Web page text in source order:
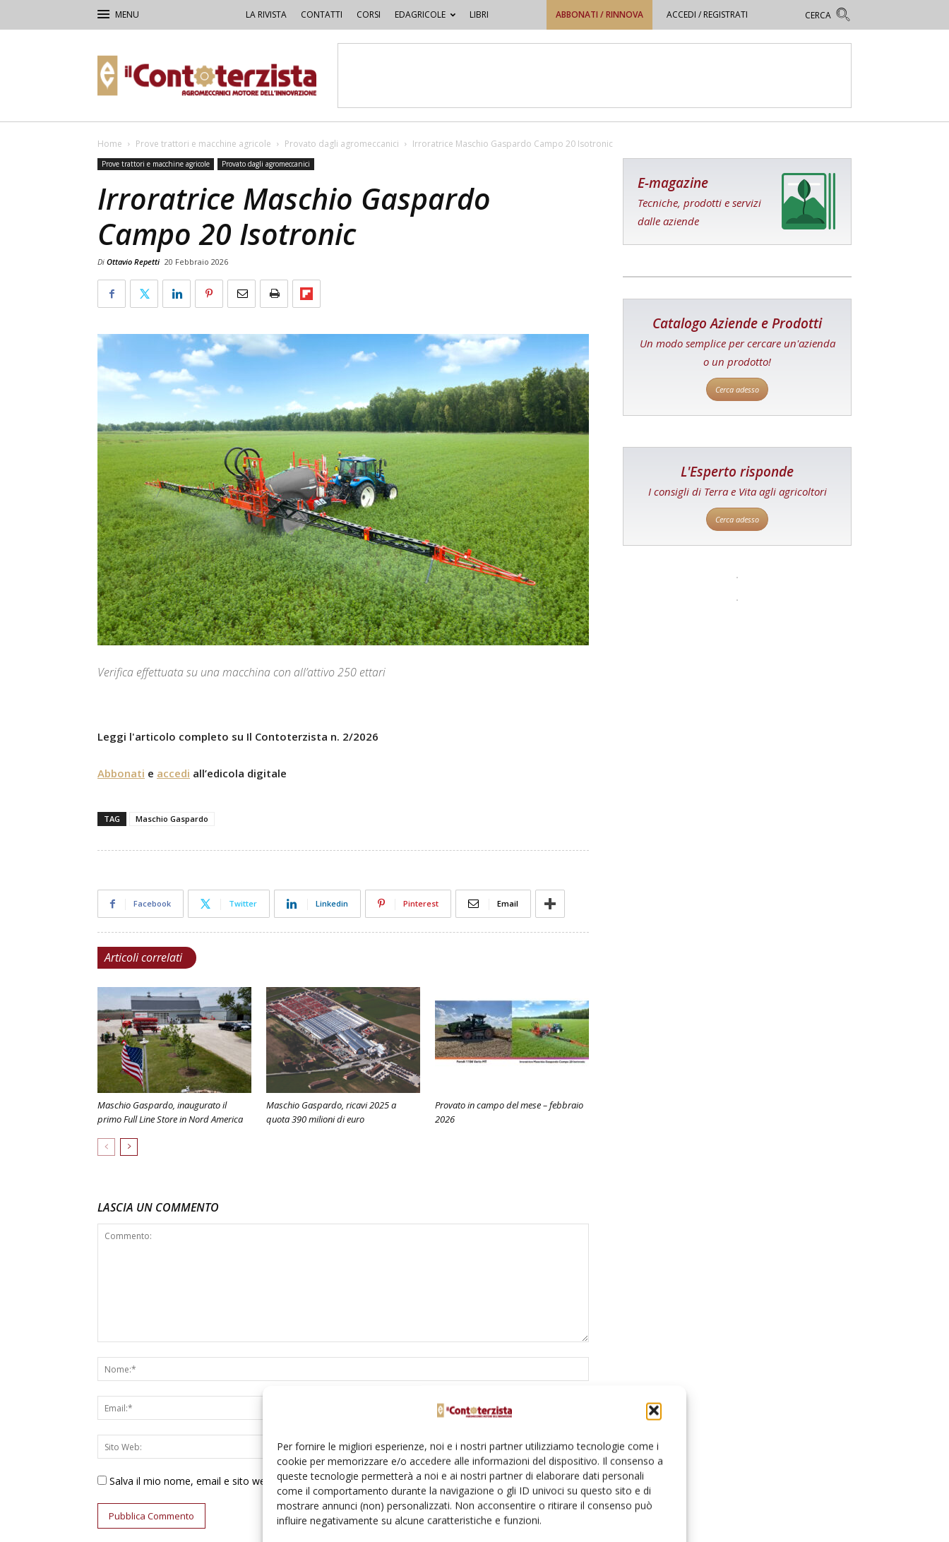
Per fornire le migliori esperienze, noi e i nostri partner utilizziamo tecnologie come i
cookie per memorizzare e/o accedere alle informazioni del dispositivo. Il consenso a
queste tecnologie permetterà a noi e ai nostri partner di elaborare dati personali
come il comportamento durante la navigazione o gli ID univoci su questo sito e di
mostrare annunci (non) personalizzati. Non acconsentire o ritirare il consenso può
influire negativamente su alcune caratteristiche e funzioni.
LA RIVISTA CONTATTI CORSI EDAGRICOLE LIBRI ABBONATI / RINNOVA ACCEDI / REGISTRATI
Contoterzista
Home Prove trattori e macchine agricole Provato dagli agromeccanici Irroratrice Maschio Gaspardo Campo 20 Isotronic
Prove trattori e macchine agricole Provato dagli agromeccanici
Irroratrice Maschio Gaspardo
Campo 20 Isotronic
Di Ottavio Repetti 20 Febbraio 2026
Verifica effettuata su una macchina con all’attivo 250 ettari
Leggi l'articolo completo su Il Contoterzista n. 2/2026
Abbonati e accedi all’edicola digitale
TAG Maschio Gaspardo
Facebook Twitter Linkedin Pinterest Email
Articoli correlati
Maschio Gaspardo, inaugurato il
primo Full Line Store in Nord America
Maschio Gaspardo, ricavi 2025 a
quota 390 milioni di euro
Provato in campo del mese – febbraio
2026
LASCIA UN COMMENTO
Salva il mio nome, email e sito web in questo browser per la prossima volta che commento.
E-magazine
Tecniche, prodotti e servizi
dalle aziende
Catalogo Aziende e Prodotti
Un modo semplice per cercare un'azienda
o un prodotto!
Cerca adesso
L'Esperto risponde
I consigli di Terra e Vita agli agricoltori
Cerca adesso